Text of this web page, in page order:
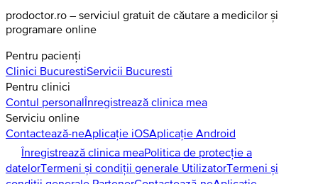
prodoctor.ro – serviciul gratuit de căutare a medicilor și
programare online
Pentru pacienți
Clinici BucurestiServicii Bucuresti
Pentru clinici
Contul personalÎnregistrează clinica mea
Serviciu online
Contactează-neAplicație iOSAplicație Android
Înregistrează clinica meaPolitica de protecție a
datelorTermeni și condiții generale UtilizatorTermeni și